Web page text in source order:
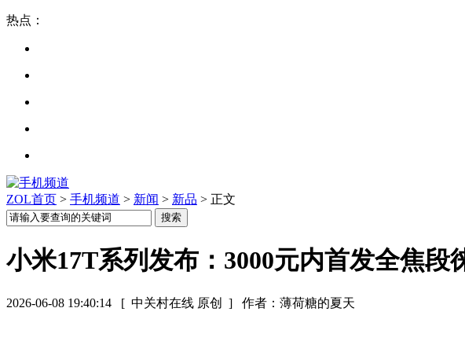
热点：
ZOL首页 > 手机频道 > 新闻 > 新品 > 正文
小米17T系列发布：3000元内首发全焦段
2026-06-08 19:40:14 [ 中关村在线 原创 ] 作者：薄荷糖的夏天